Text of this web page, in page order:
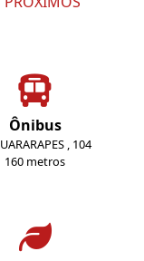
Ônibus
, 104
160 metros